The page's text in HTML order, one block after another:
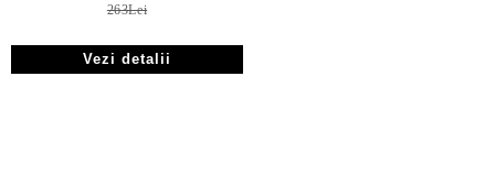
263Lei
Vezi detalii